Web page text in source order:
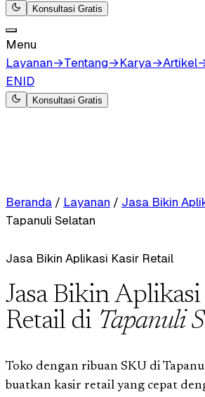
Konsultasi Gratis
Menu
Layanan→Tentang→Karya→Artikel
ENID
Konsultasi Gratis
Beranda / Layanan / Jasa Bikin
Tapanuli Selatan
Jasa Bikin Aplikasi Kasir Retail
Jasa Bikin
Retail di Tapanuli
Toko dengan ribuan SKU di
buatkan kasir retail yang cepat